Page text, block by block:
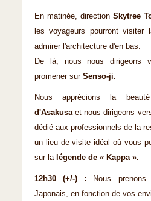
En matinée, direction Skytree
les voyageurs pourront
admirer l'architecture d'en bas.
De là, nous nous dirigeons
promener sur Senso-ji.
Nous apprécions la
d'Asakusaet nous dirigeons
dédié aux professionnels de la
un lieu de visite idéal où vous
sur la légende de « Kappa ».
12h30 (+/-) :
Nous
Japonais, en fonction de vos